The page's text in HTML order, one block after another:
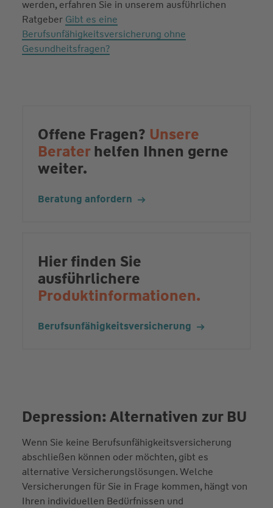
werden, erfahren Sie in unserem ausführlichen
Ratgeber Gibt es eine
Berufsunfähigkeitsversicherung ohne
Gesundheitsfragen?
Offene Fragen? Unsere
Beraterhelfen Ihnen gerne
weiter.
Beratung anfordern
Hier finden Sie
ausführlichere
Produktinformationen.
Berufsunfähigkeitsversicherung
Depression: Alternativen zur BU
Wenn Sie keine Berufsunfähigkeitsversicherung
abschließen können oder möchten, gibt es
alternative Versicherungslösungen. Welche
Versicherungen für Sie in Frage kommen, hängt von
Ihren individuellen Bedürfnissen und